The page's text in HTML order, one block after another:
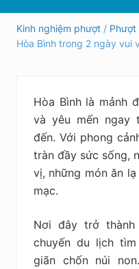
và
ngoài
nước
an
nghiệm,
kiệm
Kinh nghiệm phượt / Phượt
Hòa Bình trong 2 ngày vui
Hòa Bình là mảnh
và yêu mến ngay
đến. Với phong
tràn đầy sức sống,
vị, những món ăn
mạc.
Nơi đây trở
chuyến du lịch
giãn chốn núi